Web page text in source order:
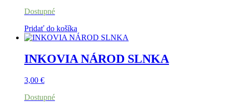
Dostupné
Pridať do košíka
INKOVIA NÁROD SLNKA
3,00 €
Dostupné